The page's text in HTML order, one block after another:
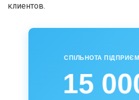
клиентов.
СПІЛЬНОТА
15